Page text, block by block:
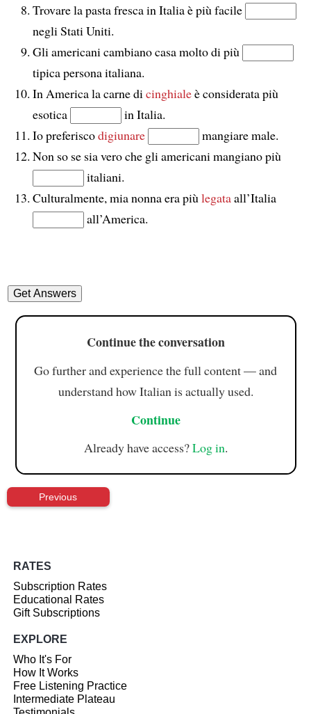
Trovare la pasta fresca in Italia è più facile
negli Stati Uniti.
Gli americani cambiano casa molto di più
tipica persona italiana.
In America la carne di cinghialeè considerata più
esotica
in Italia.
Io preferiscodigiunare
mangiare male.
Non so se sia vero che gli americani mangiano più
italiani.
Culturalmente, mia nonna era più legataall’Italia
all’America.
Continue the conversation
Go further and experience the full content — and
understand how Italian is actually used.
Continue
Already have access?Log in.
Previous
RATES
Subscription Rates
Educational Rates
Gift Subscriptions
EXPLORE
Who It's For
How It Works
Free Listening Practice
Intermediate Plateau